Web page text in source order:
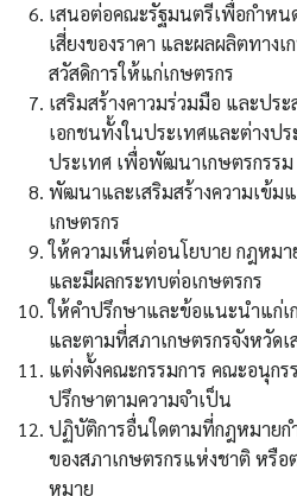
เสนอต่อคณะรัฐมนตรีเพื่อกำหน
เสี่ยงของราคา และผลผลิตทาง
สวัสดิการให้แก่เกษตรกร
เสริมสร้างคาวมร่วมมือ และปร
เอกชนทั้งในประเทศและต่างปร
ประเทศ เพื่อพัฒนาเกษตรกรรม
พัฒนาและเสริมสร้างความเข้ม
เกษตรกร
ให้ความเห็นต่อนโยบาย กฎหมา
และมีผลกระทบต่อเกษตรกร
ให้คำปรึกษาและข้อแนะนำแก่เ
และตามที่สภาเกษตรกรจังหวัดเ
แต่งตั้งคณะกรรมการ คณะอนุก
ปรึกษาตามความจำเป็น
ปฏิบัติการอื่นใดตามที่กฎหมาย
ของสภาเกษตรกรแห่งชาติ หรื
หมาย